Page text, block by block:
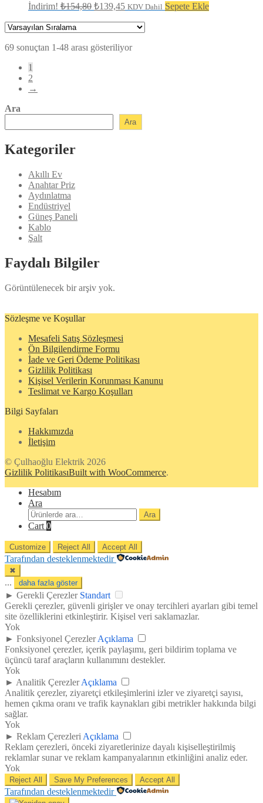
İndirim! ₺154,80 Orijinal
₺139,45 Şu
fiyat:
KDV Dahil Sepete Ekle
69 sonuçtan 1-48 arası gösteriliyor
1
2
→
Ara
Ara
Kategoriler
Akıllı Ev
Anahtar Priz
Aydınlatma
Endüstriyel
Güneş Paneli
Kablo
Şalt
Faydalı Bilgiler
Görüntülenecek bir arşiv yok.
Sözleşme ve Koşullar
Mesafeli Satış Sözleşmesi
Ön Bilgilendirme Formu
İade ve Geri Ödeme Politikası
Gizlilik Politikası
Kişisel Verilerin Korunması Kanunu
Teslimat ve Kargo Koşulları
Bilgi Sayfaları
Hakkımızda
İletişim
© Çulhaoğlu Elektrik 2026
Gizlilik PolitikasıBuilt with WooCommerce.
Hesabım
Ara
Ara:
Ara
Cart 0
Customize Reject All Accept All
Tarafından desteklenmektedir
✖
... daha fazla göster
► Gerekli Çerezler Standart
Gerekli çerezler, güvenli girişler ve onay tercihleri ayarları gibi temel
site özelliklerini etkinleştirir. Kişisel veri saklamazlar.
Yok
► Fonksiyonel Çerezler Açıklama
Fonksiyonel çerezler, içerik paylaşımı, geri bildirim toplama ve
üçüncü taraf araçların kullanımını destekler.
Yok
► Analitik Çerezler Açıklama
Analitik çerezler, ziyaretçi etkileşimlerini izler ve ziyaretçi sayısı,
hemen çıkma oranı ve trafik kaynakları gibi metrikler hakkında bilgi
sağlar.
Yok
► Reklam Çerezleri Açıklama
Reklam çerezleri, önceki ziyaretlerinize dayalı kişiselleştirilmiş
reklamlar sunar ve reklam kampanyalarının etkinliğini analiz eder.
Yok
Reject All Save My Preferences Accept All
Tarafından desteklenmektedir